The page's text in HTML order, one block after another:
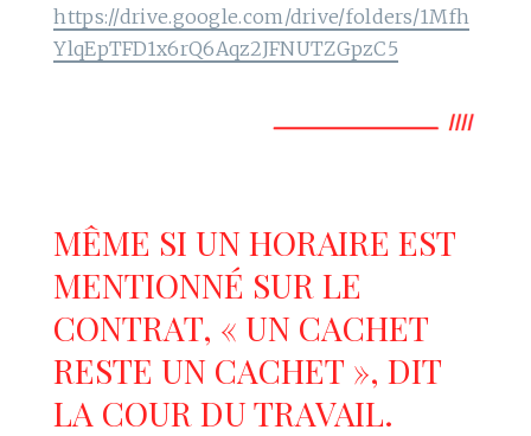
https://drive.google.com/drive/folders/1Mfh
YlqEpTFD1x6rQ6Aqz2JFNUTZGpzC5
MÊME SI UN HORAIRE EST
MENTIONNÉ SUR LE
CONTRAT, « UN CACHET
RESTE UN CACHET », DIT
LA COUR DU TRAVAIL.